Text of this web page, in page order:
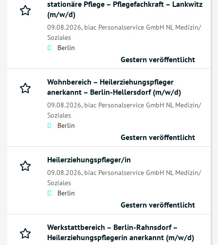
stationäre Pflege – Pflegefachkraft – Lankwitz
(m/w/d)
09.08.2026, biac Personalservice GmbH NL Medizin/
Soziales
Berlin
Gestern veröffentlicht
Wohnbereich – Heilerziehungspfleger
anerkannt – Berlin-Hellersdorf (m/w/d)
09.08.2026, biac Personalservice GmbH NL Medizin/
Soziales
Berlin
Gestern veröffentlicht
Heilerziehungspfleger/in
09.08.2026, biac Personalservice GmbH NL Medizin/
Soziales
Berlin
Gestern veröffentlicht
Werkstattbereich – Berlin-Rahnsdorf –
Heilerziehungspflegerin anerkannt (m/w/d)